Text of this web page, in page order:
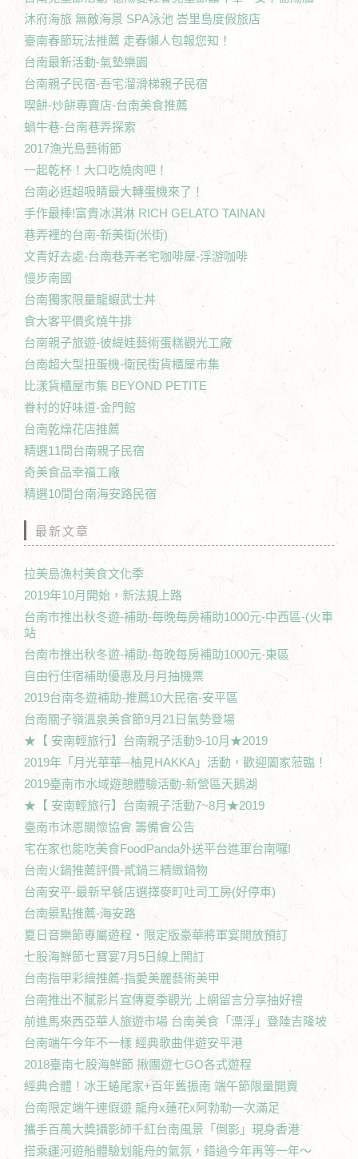
沐府海旅 無敵海景 SPA泳池 峇里島度假旅店
臺南春節玩法推薦 走春懶人包報您知！
台南最新活動-氣墊樂園
台南親子民宿-吾宅溜滑梯親子民宿
喫餅-炒餅專賣店-台南美食推薦
蝸牛巷-台南巷弄探索
2017漁光島藝術節
一起乾杯！大口吃燒肉吧！
台南必逛超吸睛最大轉蛋機來了！
手作最棒!富貴冰淇淋 RICH GELATO TAINAN
巷弄裡的台南-新美街(米街)
文青好去處-台南巷弄老宅咖啡屋-浮游咖啡
慢步南國
台南獨家限量龍蝦武士丼
食大客平價炙燒牛排
台南親子旅遊-彼緹娃藝術蛋糕觀光工廠
台南超大型扭蛋機-衛民街貨櫃屋市集
比漾貨櫃屋市集 BEYOND PETITE
眷村的好味道-金門館
台南乾燥花店推薦
精選11間台南親子民宿
奇美食品幸福工廠
精選10間台南海安路民宿
最新文章
拉美島漁村美食文化季
2019年10月開始，新法規上路
台南市推出秋冬遊-補助-每晚每房補助1000元-中西區-(火車
站
台南市推出秋冬遊-補助-每晚每房補助1000元-東區
自由行住宿補助優惠及月月抽機票
2019台南冬遊補助-推薦10大民宿-安平區
台南關子嶺溫泉美食節9月21日氣勢登場
★【 安南輕旅行】台南親子活動9-10月★2019
2019年「月光華華─柚見HAKKA」活動，歡迎闔家蒞臨！
2019臺南市水域遊憩體驗活動-新營區天鵝湖
★【 安南輕旅行】台南親子活動7~8月★2019
臺南市沐恩關懷協會 籌備會公告
宅在家也能吃美食FoodPanda外送平台進軍台南囉!
台南火鍋推薦評價-貳鍋三精緻鍋物
台南安平-最新早餐店選擇麥町吐司工房(好停車)
台南景點推薦-海安路
夏日音樂節專屬遊程‧限定版豪華將軍宴開放預訂
七股海鮮節七寶宴7月5日線上開訂
台南指甲彩繪推薦-指愛美麗藝術美甲
台南推出不膩影片宣傳夏季觀光 上網留言分享抽好禮
前進馬來西亞華人旅遊市場 台南美食「漂浮」登陸吉隆坡
台南端午今年不一樣 經典歌曲伴遊安平港
2018臺南七股海鮮節 揪團遊七GO各式遊程
經典合體！冰王蜷尾家+百年舊振南 端午節限量開賣
台南限定端午連假遊 龍舟x蓮花x阿勃勒一次滿足
攜手百萬大獎攝影師千紅台南風景「倒影」現身香港
搭乘運河遊船體驗划龍舟的氣氛，錯過今年再等一年～